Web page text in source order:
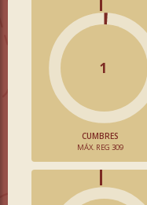
1
CUMBRES
MÁX. REG 309